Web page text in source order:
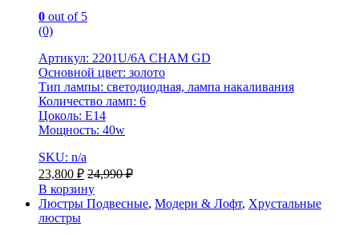
0 out of 5
(0)
Артикул: 2201U/6A CHAM GD
Основной цвет: золото
Тип лампы: светодиодная, лампа накаливания
Количество ламп: 6
Цоколь: E14
Мощность: 40w
SKU: n/a
23,800 ₽ 24,990₽
В корзину
Люстры Подвесные, Модерн & Лофт, Хрустальные
люстры